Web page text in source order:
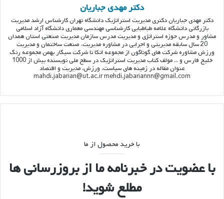
دکتر مهدی جباریان
دکتر مهدی جباریان دکتری مدیریت استراتژیک دانشگاه تهران کارشناس ارشد مدیریت
بازرگانی دانشگاه علامه طباطبایی کارشناسی مهندسی معماری دانشگاه آزاد اسلامی
مشاور و مدرس حوزه استراتژی و مدیریت مدرس سازمان مدیریت صنعتی استان همدان
20 سال سابقه مدیریتی و اجرایی در مشاوره مدیریت، صنعت ساختمان و مدیریت
ورزش مشاوره شرکت های گوناگون از مجموعه اتکا تا شرکت سیگار بهمن مجموعه رنگ
خلیج فارس و .. مولف کتاب مدیریت استراتژیک در سطح ملی نویسنده بیش از 1000
عنوان مقاله در زمینه های سیاست، ورزش، مدیریت و اقتصاد
mahdi.jabarian@ut.ac.ir mehdi.jabariannn@gmail.com
با خرید محصول از ما
با عضویت در خبرنامه ما از بروزرسانی ها
مطلع شوید!